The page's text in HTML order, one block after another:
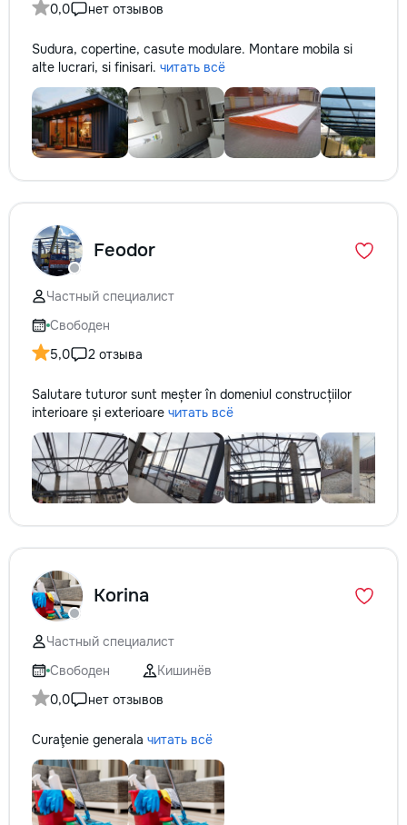
0,0 нет отзывов
Sudura, copertine, casute modulare. Montare mobila si
alte lucrari, si finisari. читать всё
Feodor
Частный специалист
Свободен
5,0
2 отзыва
Salutare tuturor sunt meșter în domeniul construcțiilor
interioare și exterioare читать всё
Korina
Частный специалист
Свободен
Кишинёв
0,0
нет отзывов
Curaţenie generala читать всё